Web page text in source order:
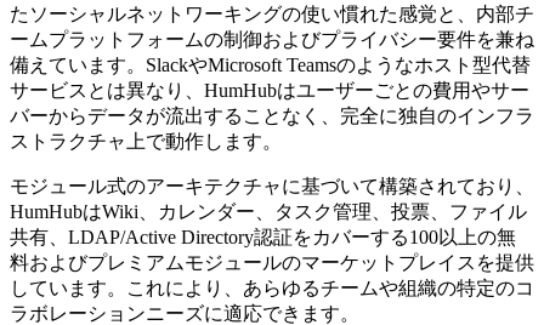
たソーシャルネットワーキングの使い慣れた感覚と、内部チ
ームプラットフォームの制御およびプライバシー要件を兼ね
備えています。SlackやMicrosoft Teamsのようなホスト型代替
サービスとは異なり、HumHubはユーザーごとの費用やサー
バーからデータが流出することなく、完全に独自のインフラ
ストラクチャ上で動作します。
モジュール式のアーキテクチャに基づいて構築されており、
HumHubはWiki、カレンダー、タスク管理、投票、ファイル
共有、LDAP/Active Directory認証をカバーする100以上の無
料およびプレミアムモジュールのマーケットプレイスを提供
しています。これにより、あらゆるチームや組織の特定のコ
ラボレーションニーズに適応できます。